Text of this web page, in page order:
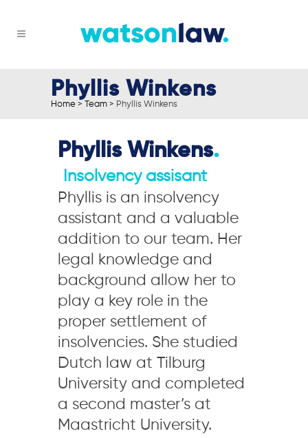
Phyllis Winkens
Home > Team > Phyllis Winkens
Phyllis Winkens.
Insolvency assisant
Phyllis is an insolvency
assistant and a valuable
addition to our team. Her
legal knowledge and
background allow her to
play a key role in the
proper settlement of
insolvencies. She studied
Dutch law at Tilburg
University and completed
a second master’s at
Maastricht University.